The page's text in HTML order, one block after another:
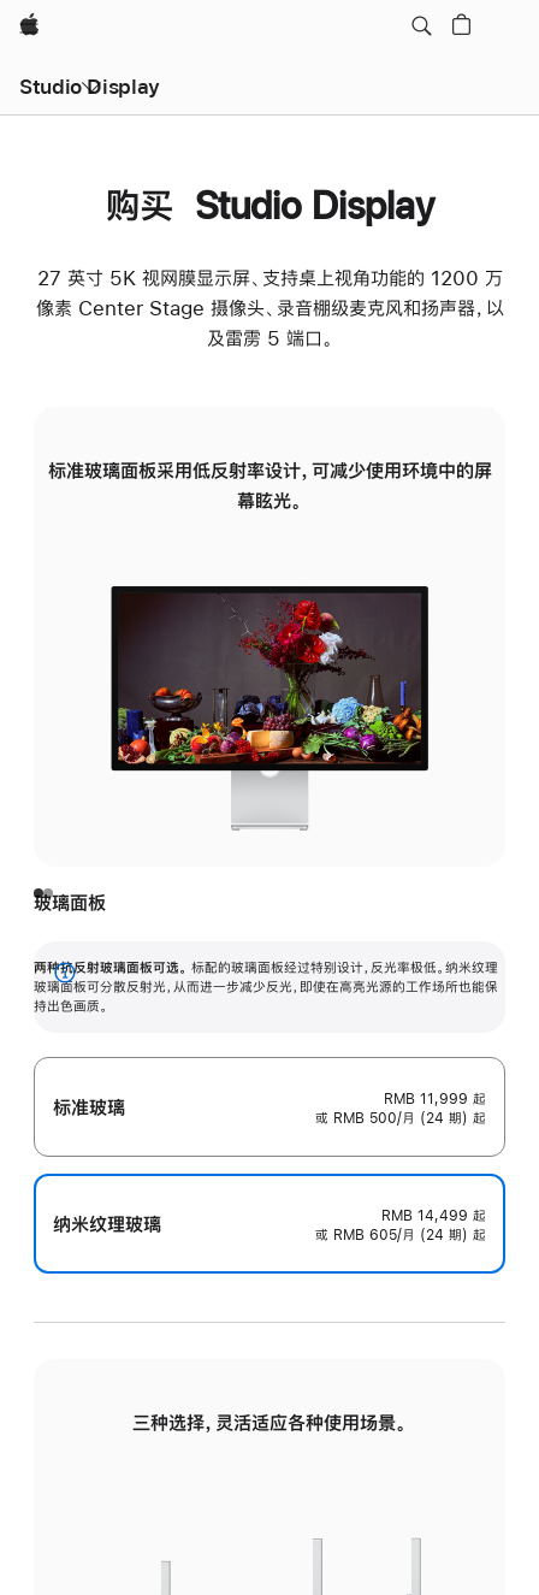
Apple
Studio Display
购买 Studio Display
27 英寸 5K 视网膜显示屏、支持桌上视角功能的 1200 万
像素 Center Stage 摄像头、录音棚级麦克风和扬声器，以
及雷雳 5 端口。
标准玻璃面板采用低反射率设计，可减少使用环境中的屏
幕眩光。
玻璃面板
两种抗反射玻璃面板可选。 标配的玻璃面板经过特别设计，反光率极低。纳米纹理
玻璃面板可分散反射光，从而进一步减少反光，即使在高亮光源的工作场所也能保
持出色画质。
展
开
标准玻璃 RMB 11,999 起
或 RMB 500/月 (24 期) 起
纳米纹理玻璃 RMB 14,499 起
或 RMB 605/月 (24 期) 起
三种选择，灵活适应各种使用场景。